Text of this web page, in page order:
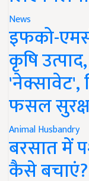
News
इफको-
कृषि
'नेक्सावेट',
फसल
Animal Husbandry
बरसात में
कैसे